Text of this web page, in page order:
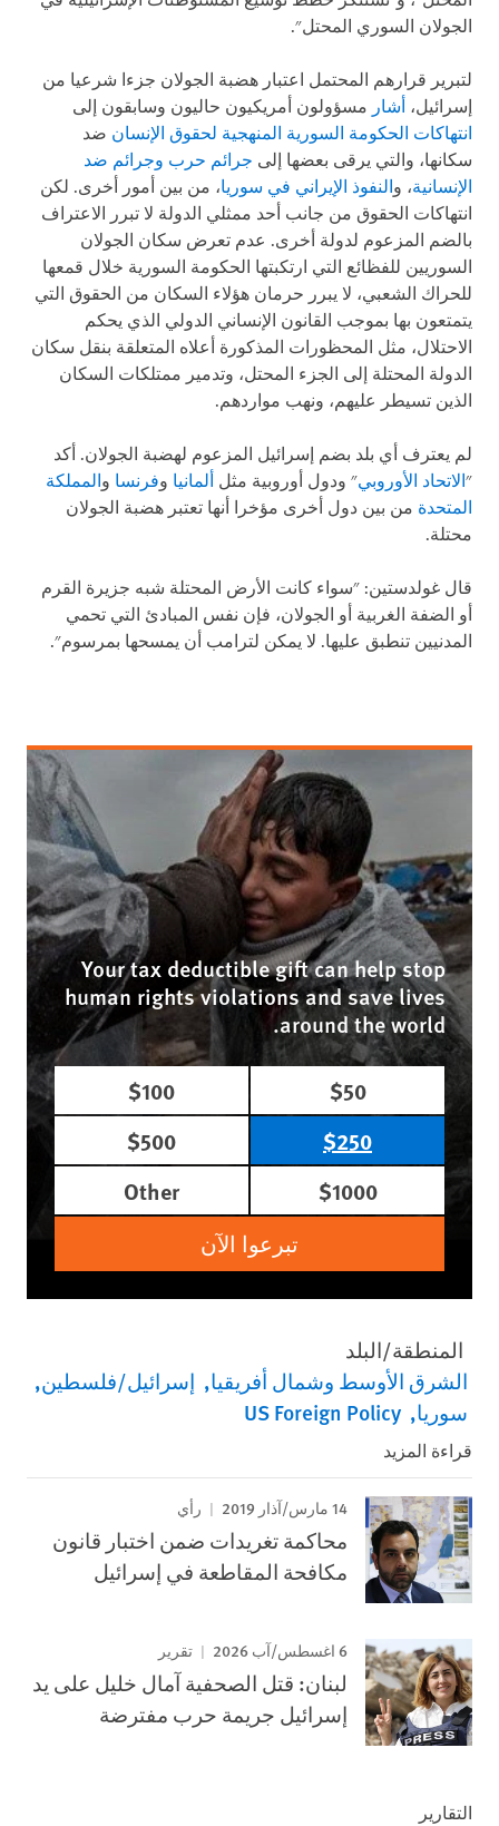
الجولان السوري المحتل"
.
لتبرير قرارهم المحتمل اعتبار هضبة الجولان جزءا شرعيا من
إسرائيل، أشار مسؤولون أمريكيون حاليون وسابقون إلى
انتهاكات الحكومة السورية المنهجية لحقوق الإنسان ضد
سكانها، والتي يرقى بعضها إلى جرائم حرب وجرائم ضد
الإنسانية، والنفوذ الإيراني في سوريا، من بين أمور أخرى. لكن
انتهاكات الحقوق من جانب أحد ممثلي الدولة لا تبرر الاعتراف
بالضم المزعوم لدولة أخرى. عدم تعرض سكان الجولان
السوريين للفظائع التي ارتكبتها الحكومة السورية خلال قمعها
للحراك الشعبي، لا يبرر حرمان هؤلاء السكان من الحقوق التي
يتمتعون بها بموجب القانون الإنساني الدولي الذي يحكم
الاحتلال، مثل المحظورات المذكورة أعلاه المتعلقة بنقل سكان
الدولة المحتلة إلى الجزء المحتل، وتدمير ممتلكات السكان
الذين تسيطر عليهم، ونهب مواردهم.
لم يعترف أي بلد بضم إسرائيل المزعوم لهضبة الجولان. أكد
"الاتحاد الأوروبي" ودول أوروبية مثل ألمانيا وفرنسا والمملكة
المتحدة من بين دول أخرى مؤخرا أنها تعتبر هضبة الجولان
محتلة.
قال غولدستين: "سواء كانت الأرض المحتلة شبه جزيرة القرم
أو الضفة الغربية أو الجولان، فإن نفس المبادئ التي تحمي
المدنيين تنطبق عليها. لا يمكن لترامب أن يمسحها بمرسوم".
Your tax deductible gift can help stop
human rights violations and save lives
around the world.
$50
$100
$250
$500
$1000
Other
تبرعوا الآن
المنطقة/البلد
الشرق الأوسط وشمال أفريقيا إسرائيل/فلسطين
سوريا US Foreign Policy
قراءة المزيد
14 مارس/آذار 2019 رأي
محاكمة تغريدات ضمن اختبار قانون
مكافحة المقاطعة في إسرائيل
6 اغسطس/آب 2026 تقرير
لبنان: قتل الصحفية آمال خليل على يد
إسرائيل جريمة حرب مفترضة
التقارير